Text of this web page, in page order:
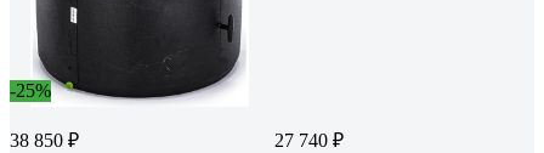
-25%
38 850 ₽ 27 740 ₽